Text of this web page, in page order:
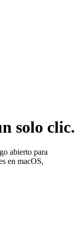
solo clic.
abierto para
en macOS,